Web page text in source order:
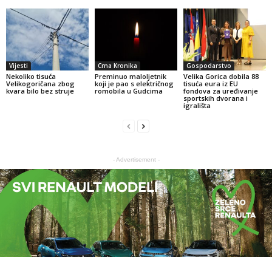
Vijesti
Nekoliko tisuća
Velikogoričana zbog
kvara bilo bez struje
Crna Kronika
Preminuo maloljetnik
koji je pao s električnog
romobila u Gudcima
Gospodarstvo
Velika Gorica dobila 88
tisuća eura iz EU
fondova za uređivanje
sportskih dvorana i
igrališta
- Advertisement -